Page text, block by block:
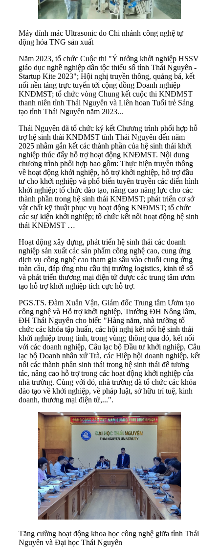
Máy đính mác Ultrasonic do Chi nhánh công nghệ tự
động hóa TNG sản xuất
Năm 2023, tổ chức Cuộc thi "Ý tưởng khởi nghiệp HSSV
giáo dục nghề nghiệp dân tộc thiểu số tỉnh Thái Nguyên -
Startup Kite 2023"; Hội nghị truyền thông, quảng bá, kết
nối nền tảng trực tuyến tới cộng đồng Doanh nghiệp
KNĐMST; tổ chức vòng Chung kết cuộc thi KNĐMST
thanh niên tỉnh Thái Nguyên và Liên hoan Tuổi trẻ Sáng
tạo tỉnh Thái Nguyên năm 2023...
Thái Nguyên đã tổ chức ký kết Chương trình phối hợp hỗ
trợ hệ sinh thái KNĐMST tỉnh Thái Nguyên đến năm
2025 nhằm gắn kết các thành phần của hệ sinh thái khởi
nghiệp thúc đẩy hỗ trợ hoạt động KNĐMST. Nội dung
chương trình phối hợp bao gồm: Thực hiện truyền thông
về hoạt động khởi nghiệp, hỗ trợ khởi nghiệp, hỗ trợ đầu
tư cho khởi nghiệp và phổ biến tuyên truyền các điển hình
khởi nghiệp; tổ chức đào tạo, nâng cao năng lực cho các
thành phần trong hệ sinh thái KNĐMST; phát triển cơ sở
vật chất kỹ thuật phục vụ hoạt động KNĐMST; tổ chức
các sự kiện khởi nghiệp; tổ chức kết nối hoạt động hệ sinh
thái KNĐMST …
Hoạt động xây dựng, phát triển hệ sinh thái các doanh
nghiệp sản xuất các sản phẩm công nghệ cao, cung ứng
dịch vụ công nghệ cao tham gia sâu vào chuỗi cung ứng
toàn cầu, đáp ứng nhu cầu thị trường logistics, kinh tế số
và phát triển thương mại điện tử được các trung tâm ươm
tạo hỗ trợ khởi nghiệp tích cực hỗ trợ.
PGS.TS. Đàm Xuân Vận, Giám đốc Trung tâm Ươm tạo
công nghệ và Hỗ trợ khởi nghiệp, Trường ĐH Nông lâm,
ĐH Thái Nguyên cho biết: "Hàng năm, nhà trường tổ
chức các khóa tập huấn, các hội nghị kết nối hệ sinh thái
khởi nghiệp trong tỉnh, trong vùng; thông qua đó, kết nối
với các doanh nghiệp, Câu lạc bộ Đầu tư khởi nghiệp, Câu
lạc bộ Doanh nhân xứ Trà, các Hiệp hội doanh nghiệp, kết
nối các thành phần sinh thái trong hệ sinh thái để tương
tác, nâng cao hỗ trợ trong các hoạt động khởi nghiệp của
nhà trường. Cùng với đó, nhà trường đã tổ chức các khóa
đào tạo về khởi nghiệp, về pháp luật, sở hữu trí tuệ, kinh
doanh, thương mại điện tử,...".
Tăng cường hoạt động khoa học công nghệ giữa tỉnh Thái
Nguyên và Đại học Thái Nguyên